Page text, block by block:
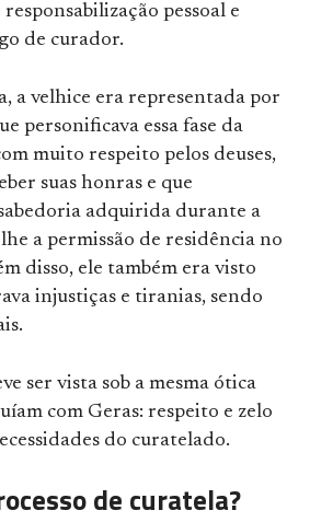
pessoal e
de curador.
a velhice era representada por
personificava essa fase da
muito respeito pelos deuses,
suas honras e que
adquirida durante a
a permissão de residência no
disso, ele também era visto
injustiças e tiranias, sendo
ser vista sob a mesma ótica
com Geras: respeito e zelo
do curatelado.
de curatela?